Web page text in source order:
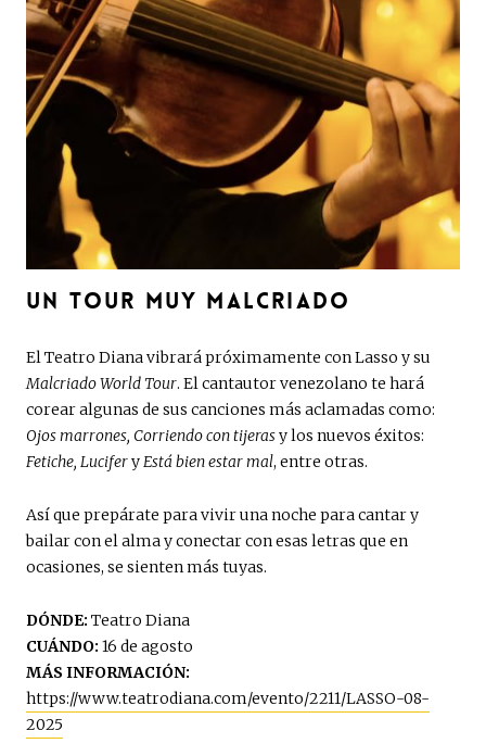
UN TOUR MUY MALCRIADO
El Teatro Diana vibrará próximamente con Lasso y su
Malcriado World Tour. El cantautor venezolano te hará
corear algunas de sus canciones más aclamadas como:
Ojos marrones, Corriendo con tijerasy los nuevos éxitos:
Fetiche, LuciferyEstá bien estar mal, entre otras.
Así que prepárate para vivir una noche para cantar y
bailar con el alma y conectar con esas letras que en
ocasiones, se sienten más tuyas.
DÓNDE: Teatro Diana
CUÁNDO: 16 de agosto
MÁS INFORMACIÓN:
https://www.teatrodiana.com/evento/2211/LASSO-08-
2025